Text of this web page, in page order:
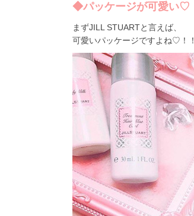
◆パッケージが可愛い♡
まずJILL STUARTと言えば、
可愛いパッケージですよね♡！！